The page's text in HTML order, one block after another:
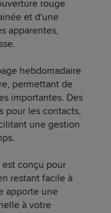
rouge
et d'une
apparentes,
hebdomadaire
permettant de
importantes. Des
pour les contacts,
une gestion
conçu pour
restant facile à
apporte une
à votre